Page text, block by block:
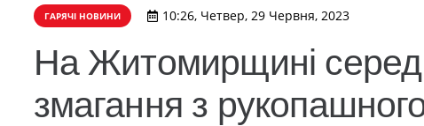
ГАРЯЧІ НОВИНИ 10:26, Четвер, 29 Червня, 2023
На Житомирщині
змагання з